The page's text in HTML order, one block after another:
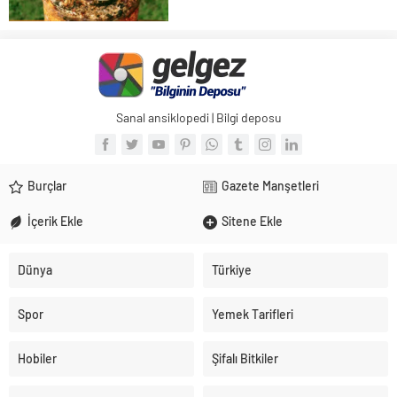
Lingzhi, Çincede, “manevi potens otu”
olarak da...
Sanal ansiklopedi | Bilgi deposu
Burçlar Gazete Manşetleri
İçerik Ekle Sitene Ekle
Dünya Türkiye
Spor Yemek Tarifleri
Hobiler Şifalı Bitkiler